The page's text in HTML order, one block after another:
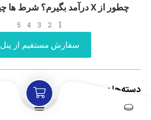
چطور از X درآمد بگیرم؟ شرط ها چیه؟ + ویدیو 📈
1
2
3
4
5
سفارش مستقیم از پنل
دسته‌ها :